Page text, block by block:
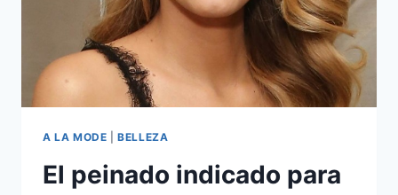
A LA MODE |BELLEZA
El peinado indicado para